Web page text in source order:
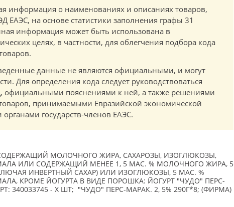
информация о наименованиях и описаниях товаров,
ЕАЭС, на основе статистики заполнения графы 31
информация может быть использована в
целях, в частности, для облегчения подбора кода
данные не являются официальными, и могут
Для определения кода следует руководствоваться
официальными пояснениями к ней, а также решениями
принимаемыми Евразийской экономической
государств-членов ЕАЭС.
МОЛОЧНОГО ЖИРА, САХАРОЗЫ, ИЗОГЛЮКОЗЫ,
ИЛИ СОДЕРЖАЩИЙ МЕНЕЕ 1, 5 МАС. % МОЛОЧНОГО ЖИРА, 5
ИНВЕРТНЫЙ САХАР) ИЛИ ИЗОГЛЮКОЗЫ, 5 МАС. %
КРОМЕ ЙОГУРТА В ВИДЕ ПОРОШКА: ЙОГУРТ "ЧУДО" ПЕРС-
340033745 - X ШТ; "ЧУДО" ПЕРС-МАРАК. 2, 5% 290Г*8; (ФИРМА)